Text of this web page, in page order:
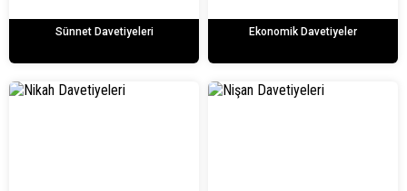
Sünnet Davetiyeleri Ekonomik Davetiyeler